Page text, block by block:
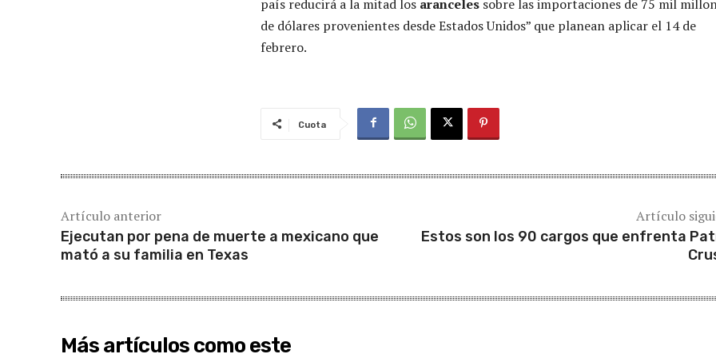
país reducirá a la mitad los aranceles sobre las importaciones de 75 mil
de dólares provenientes desde Estados Unidos” que planean aplicar el 14 de
febrero.
Cuota
Artículo anterior
Ejecutan por pena de muerte a mexicano que
mató a su familia en Texas
Artículo
Estos son los 90 cargos que enfrenta
Más artículos como este